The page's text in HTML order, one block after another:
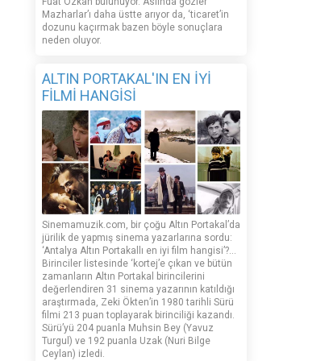
Mazharlar’ı daha üstte arıyor da, ‘ticaret’in
dozunu kaçırmak bazen böyle sonuçlara
neden oluyor.
ALTIN PORTAKAL'IN EN İYİ
FİLMİ HANGİSİ
Sinemamuzik.com, bir çoğu Altın Portakal’da
jürilik de yapmış sinema yazarlarına sordu:
‘Antalya Altın Portakallı en iyi film hangisi’?...
Birinciler listesinde ‘kortej’e çıkan ve bütün
zamanların Altın Portakal birincilerini
değerlendiren 31 sinema yazarının katıldığı
araştırmada, Zeki Ökten’in 1980 tarihli Sürü
filmi 213 puan toplayarak birinciliği kazandı.
Sürü’yü 204 puanla Muhsin Bey (Yavuz
Turgul) ve 192 puanla Uzak (Nuri Bilge
Ceylan) izledi.